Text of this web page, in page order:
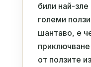
били най-
големи
шантаво, е
от ползите